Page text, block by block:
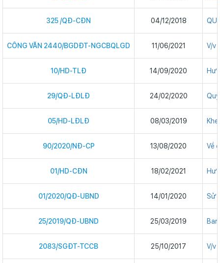
325 /QĐ-CĐN 04/12/2018
CÔNG VĂN 2440/BGDĐT-NGCBQLGD 11/06/2021 V/v
10/HD-TLĐ 14/09/2020
29/QĐ-LĐLĐ 24/02/2020
05/HD-LĐLĐ 08/03/2019
90/2020/NĐ-CP 13/08/2020 Về
01/HD-CĐN 18/02/2021
01/2020/QĐ-UBND 14/01/2020
25/2019/QĐ-UBND 25/03/2019
2083/SGĐT-TCCB 25/10/2017 V/v